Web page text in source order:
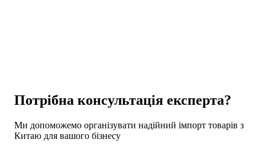
Потрібна консультація експерта?
Ми допоможемо організувати надійний імпорт товарів з
Китаю для вашого бізнесу